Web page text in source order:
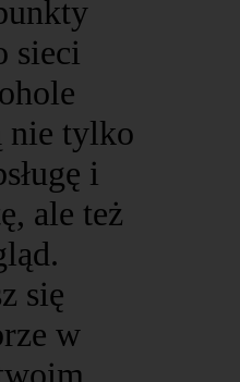
sieci
nie tylko
i
ale też
się
w